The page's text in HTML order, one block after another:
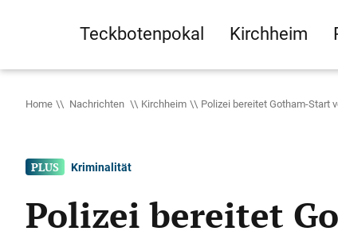
Teckbotenpokal Kirchheim
Home Nachrichten Kirchheim Polizei bereitet Gotham-Start
Kriminalität
Polizei bereitet